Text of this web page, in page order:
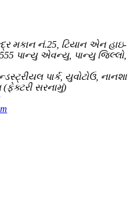
મકાન નં.25, ટિયાન એન હાઇ-
પાન્યુ એવન્યુ, પાન્યુ જિલ્લો,
પાર્ક, યુવોટોઉ, નાનશા
સરનામું)